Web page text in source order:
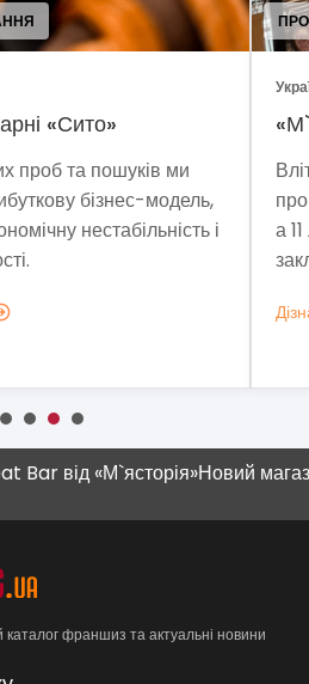
«Сито»
проб та пошуків ми
бізнес-модель,
нестабільність і
а
«М`ясторія»Новий магазин
франшиз та актуальні новини